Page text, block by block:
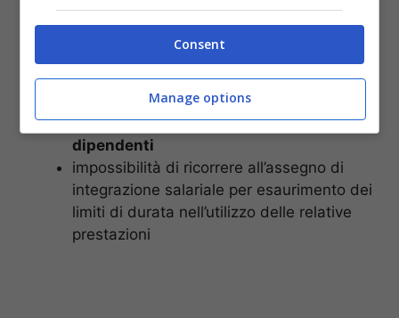
notevole difficoltà economica, il Governo ha
previsto un altro aiuto a favore dei datori di
requisiti:
settore nel quale sono impiegati fino a15
dipendenti
impossibilità di ricorrere all’assegno di
integrazione salariale per esaurimento dei
limiti di durata nell’utilizzo delle relative
prestazioni
Consent
Manage options